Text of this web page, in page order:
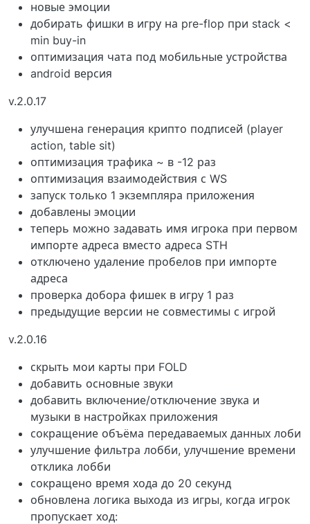
новые эмоции
добирать фишки в игру на pre-flop при stack <
min buy-in
оптимизация чата под мобильные устройства
android версия
v.2.0.17
улучшена генерация крипто подписей (player
action, table sit)
оптимизация трафика ~ в -12 раз
оптимизация взаимодействия с WS
запуск только 1 экземпляра приложения
добавлены эмоции
теперь можно задавать имя игрока при первом
импорте адреса вместо адреса STH
отключено удаление пробелов при импорте
адреса
проверка добора фишек в игру 1 раз
предыдущие версии не совместимы с игрой
v.2.0.16
скрыть мои карты при FOLD
добавить основные звуки
добавить включение/отключение звука и
музыки в настройках приложения
сокращение объёма передаваемых данных лоби
улучшение фильтра лобби, улучшение времени
отклика лобби
сокращено время хода до 20 секунд
обновлена логика выхода из игры, когда игрок
пропускает ход: